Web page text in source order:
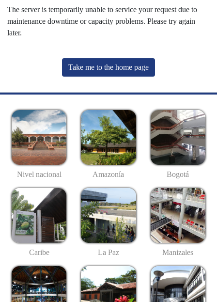
The server is temporarily unable to service your request due to
maintenance downtime or capacity problems. Please try again
later.
Take me to the home page
Nivel nacional Amazonía Bogotá
Caribe La Paz Manizales